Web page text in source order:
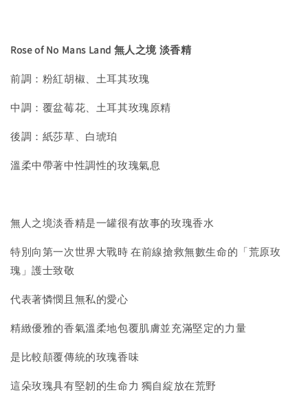
Rose of No Mans Land 無人之境 淡香精
前調：粉紅胡椒、土耳其玫瑰
中調：覆盆莓花、土耳其玫瑰原精
後調：紙莎草、白琥珀
溫柔中帶著中性調性的玫瑰氣息
無人之境淡香精是一罐很有故事的玫瑰香水
特別向第一次世界大戰時 在前線搶救無數生命的「荒原玫
瑰」護士致敬
代表著憐憫且無私的愛心
精緻優雅的香氣溫柔地包覆肌膚並充滿堅定的力量
是比較顛覆傳統的玫瑰香味
這朵玫瑰具有堅韌的生命力 獨自綻放在荒野